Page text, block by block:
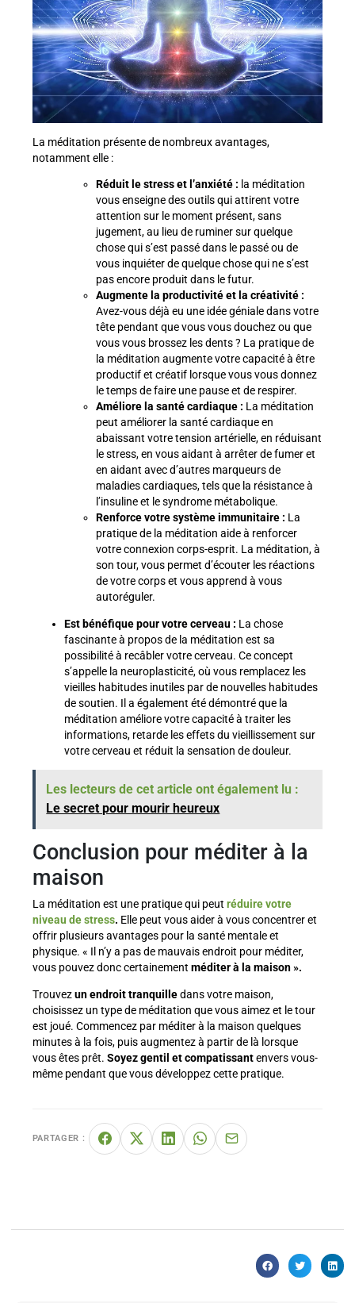
La méditation présente de nombreux avantages,
notamment elle :
Réduit le stress et l’anxiété : la méditation
vous enseigne des outils qui attirent votre
attention sur le moment présent, sans
jugement, au lieu de ruminer sur quelque
chose qui s’est passé dans le passé ou de
vous inquiéter de quelque chose qui ne s’est
pas encore produit dans le futur.
Augmente la productivité et la créativité :
Avez-vous déjà eu une idée géniale dans votre
tête pendant que vous vous douchez ou que
vous vous brossez les dents ? La pratique de
la méditation augmente votre capacité à être
productif et créatif lorsque vous vous donnez
le temps de faire une pause et de respirer.
Améliore la santé cardiaque : La méditation
peut améliorer la santé cardiaque en
abaissant votre tension artérielle, en réduisant
le stress, en vous aidant à arrêter de fumer et
en aidant avec d’autres marqueurs de
maladies cardiaques, tels que la résistance à
l’insuline et le syndrome métabolique.
Renforce votre système immunitaire : La
pratique de la méditation aide à renforcer
votre connexion corps-esprit. La méditation, à
son tour, vous permet d’écouter les réactions
de votre corps et vous apprend à vous
autoréguler.
Est bénéfique pour votre cerveau : La chose
fascinante à propos de la méditation est sa
possibilité à recâbler votre cerveau. Ce concept
s’appelle la neuroplasticité, où vous remplacez les
vieilles habitudes inutiles par de nouvelles habitudes
de soutien. Il a également été démontré que la
méditation améliore votre capacité à traiter les
informations, retarde les effets du vieillissement sur
votre cerveau et réduit la sensation de douleur.
Les lecteurs de cet article ont également lu :
Le secret pour mourir heureux
Conclusion pour méditer à la
maison
La méditation est une pratique qui peut réduire votre
niveau de stress. Elle peut vous aider à vous concentrer et
offrir plusieurs avantages pour la santé mentale et
physique. « Il n’y a pas de mauvais endroit pour méditer,
vous pouvez donc certainement méditer à la maison ».
Trouvezun endroit tranquilledans votre maison,
choisissez un type de méditation que vous aimez et le tour
est joué. Commencez par méditer à la maison quelques
minutes à la fois, puis augmentez à partir de là lorsque
vous êtes prêt. Soyez gentil et compatissantenvers vous-
même pendant que vous développez cette pratique.
PARTAGER :